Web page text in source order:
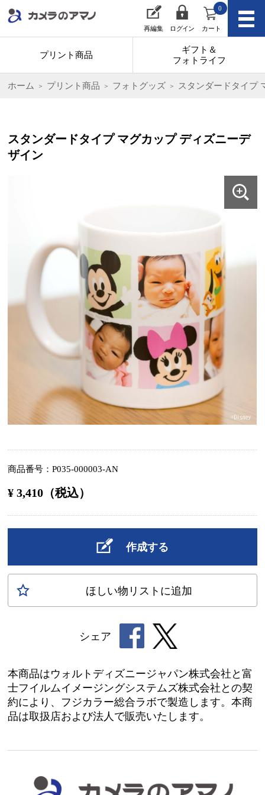
再編集 ログイン カート
0
プリント商品
ギフト＆
フォトライフ
ホーム プリント商品 フォトグッズ スタンダードタイプ
スタンダードタイプ マグカップ ディズニーデ
ザイン
商品番号 P035-000003-AN
¥ 3,410（税込）
作成する
ほしい物 リスト に追加
シェア
本商品はウォルトディズニージャパン株式会社と富
士フイルムイメージングシステムズ株式会社との契
約により、フジカラー総合ラボで製造します。本商
品は取扱店および法人で販売いたします。